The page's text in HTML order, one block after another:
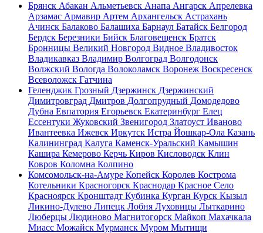
Брянск Абакан Альметьевск Анапа Ангарск Апрелевка
Арзамас Армавир Артем Архангельск Астрахань
Ачинск Балаково Балашиха Барнаул Батайск Белгород
Бердск Березники Бийск Благовещенск Братск
Бронницы Великий Новгород Видное Владивосток
Владикавказ Владимир Волгоград Волгодонск
Волжский Вологда Волоколамск Воронеж Воскресенск
Всеволожск Гатчина
Геленджик Грозный Дзержинск Дзержинский
Димитровград Дмитров Долгопрудный Домодедово
Дубна Евпатория Егорьевск Екатеринбург Елец
Ессентуки Жуковский Звенигород Златоуст Иваново
Ивантеевка Ижевск Иркутск Истра Йошкар-Ола Казань
Калининград Калуга Каменск-Уральский Камышин
Кашира Кемерово Керчь Киров Кисловодск Клин
Ковров Коломна Колпино
Комсомольск-на-Амуре Копейск Королев Кострома
Котельники Красногорск Краснодар Красное Село
Красноярск Кронштадт Кубинка Курган Курск Кызыл
Ликино-Дулево Липецк Лобня Луховицы Лыткарино
Люберцы Людиново Магнитогорск Майкоп Махачкала
Миасс Можайск Мурманск Муром Мытищи